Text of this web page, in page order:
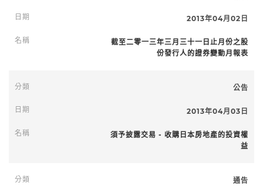
2013年04月02日
截至二零一三年三月三十一日止月份之股
份發行人的證券變動月報表
公告
2013年04月03日
須予披露交易 - 收購日本房地產的投資權
益
通告